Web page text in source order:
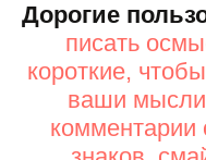
Дорогие
писать
короткие,
ваши мысли
комментарии